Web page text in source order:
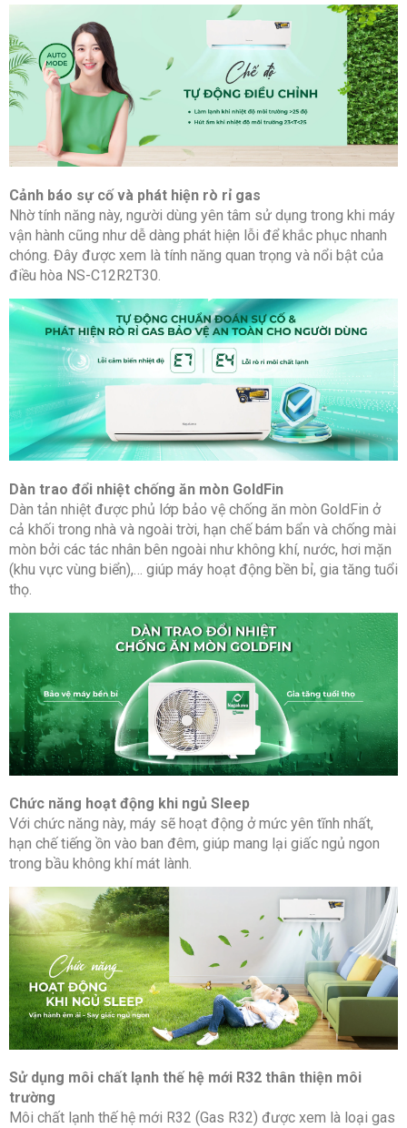
15
Độ cao
chênh lệch
tối đa
m 5
Cảnh báo sự cố và phát hiện rò rỉ gas
Nhờ tính năng này, người dùng yên tâm sử dụng trong khi máy
vận hành cũng như dễ dàng phát hiện lỗi để khắc phục nhanh
chóng. Đây được xem là tính năng quan trọng và nổi bật của
điều hòa NS-C12R2T30.
Dàn trao đổi nhiệt chống ăn mòn GoldFin
Dàn tản nhiệt được phủ lớp bảo vệ chống ăn mòn GoldFin ở
cả khối trong nhà và ngoài trời, hạn chế bám bẩn và chống mài
mòn bởi các tác nhân bên ngoài như không khí, nước, hơi mặn
(khu vực vùng biển),… giúp máy hoạt động bền bỉ, gia tăng tuổi
thọ.
Chức năng hoạt động khi ngủ Sleep
Với chức năng này, máy sẽ hoạt động ở mức yên tĩnh nhất,
hạn chế tiếng ồn vào ban đêm, giúp mang lại giấc ngủ ngon
trong bầu không khí mát lành.
Sử dụng môi chất lạnh thế hệ mới R32 thân thiện môi
trường
Môi chất lạnh thế hệ mới R32 (Gas R32) được xem là loại gas